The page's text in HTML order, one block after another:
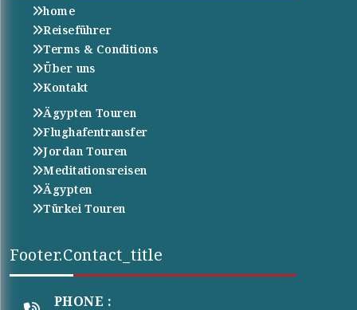
home
Reiseführer
Terms & Conditions
Über uns
Kontakt
Ägypten Touren
Flughafentransfer
Jordan Touren
Meditationsreisen
Ägypten
Türkei Touren
Footer.contact_title
PHONE :